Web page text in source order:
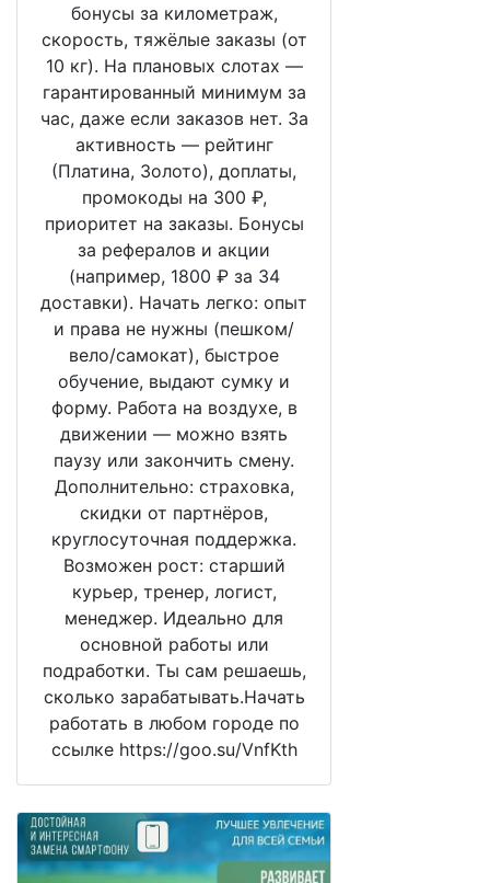
бонусы за километраж,
скорость, тяжёлые заказы (от
10 кг). На плановых слотах —
гарантированный минимум за
час, даже если заказов нет. За
активность — рейтинг
(Платина, Золото), доплаты,
промокоды на 300 ₽,
приоритет на заказы. Бонусы
за рефералов и акции
(например, 1800 ₽ за 34
доставки). Начать легко: опыт
и права не нужны (пешком/
вело/самокат), быстрое
обучение, выдают сумку и
форму. Работа на воздухе, в
движении — можно взять
паузу или закончить смену.
Дополнительно: страховка,
скидки от партнёров,
круглосуточная поддержка.
Возможен рост: старший
курьер, тренер, логист,
менеджер. Идеально для
основной работы или
подработки. Ты сам решаешь,
сколько зарабатывать.Начать
работать в любом городе по
ссылке https://goo.su/VnfKth